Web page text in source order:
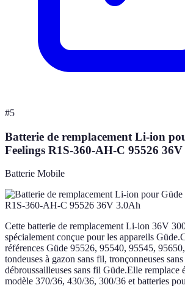
#5
Batterie de remplacement Li-ion
Feelings R1S-360-AH-C 95526
Batterie Mobile
Cette batterie de remplacement Li-ion 36V
spécialement conçue pour les appareils
références Güde 95526, 95540, 95545,
tondeuses à gazon sans fil, tronçonneuses
débroussailleuses sans fil Güde.Elle remplace
modèle 370/36, 430/36, 300/36 et batteries